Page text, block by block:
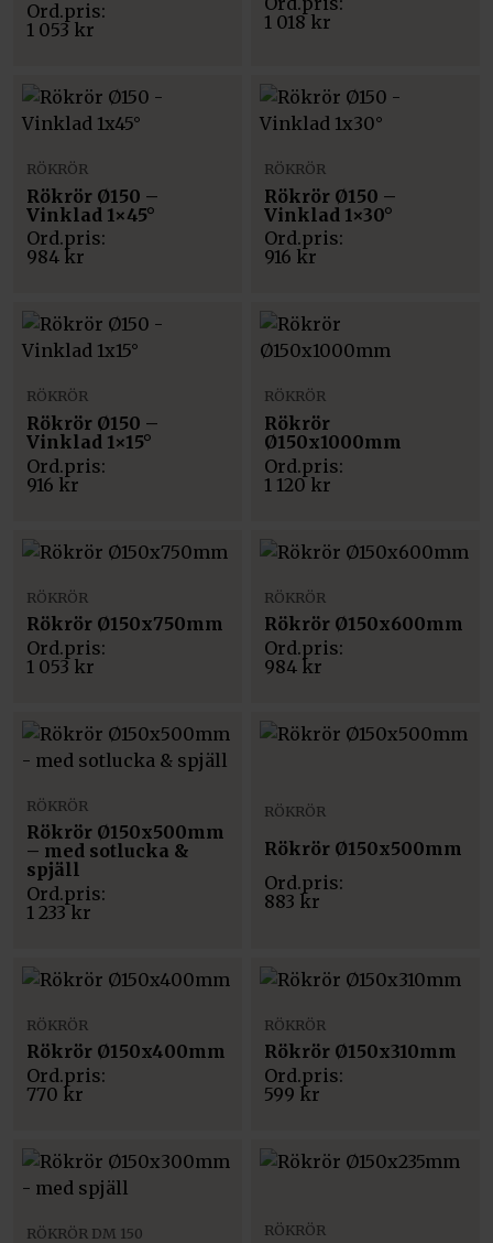
1 053 kr 1 018 kr
RÖKRÖR
Rökrör Ø150 –
Vinklad 1×45°
984 kr
RÖKRÖR
Rökrör Ø150 –
Vinklad 1×30°
916 kr
RÖKRÖR
Rökrör Ø150 –
Vinklad 1×15°
916 kr
RÖKRÖR
Rökrör
Ø150x1000mm
1 120kr
RÖKRÖR
Rökrör Ø150x750mm
1 053 kr
RÖKRÖR
Rökrör Ø150x600mm
984 kr
RÖKRÖR
Rökrör Ø150x500mm
– med sotlucka &
spjäll
1 233kr
RÖKRÖR
Rökrör Ø150x500mm
883 kr
RÖKRÖR
Rökrör Ø150x400mm
770 kr
RÖKRÖR
Rökrör Ø150x310mm
599 kr
RÖKRÖR DM 150 RÖKRÖR